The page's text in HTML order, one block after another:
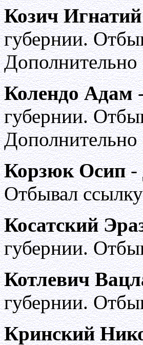
Козич Игнатий
губернии.
Колендо Адам
губернии.
Корзюк Осип-
Отбывал
Косатский
губернии.
Котлевич
губернии.
Кринский